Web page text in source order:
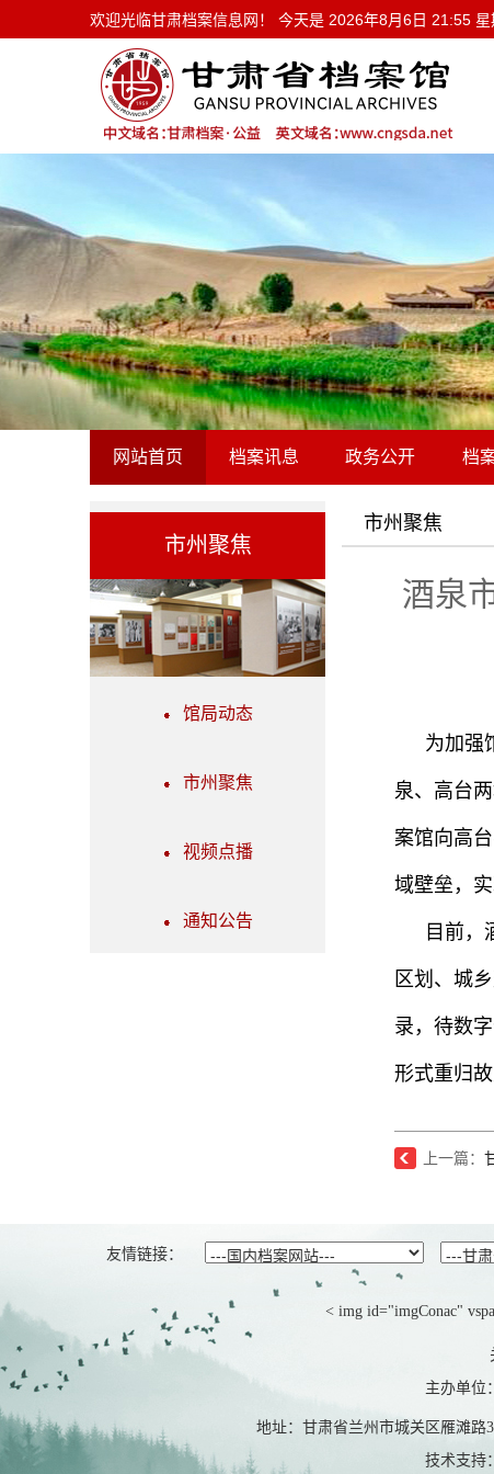
欢迎光临甘肃档案信息网！ 今天是 2026年8月6日 21:55 星
网站首页 档案讯息 政务公开 档
市州聚焦
馆局动态
市州聚焦
视频点播
通知公告
市州聚焦
酒泉
为加强
泉、高台
案馆向高
域壁垒，
目前，
区划、城
录，待数
形式重归故
上一篇：
友情链接：
< img id="imgConac"
主办单位
地址：甘肃省兰州市城关区雁滩路
技术支持